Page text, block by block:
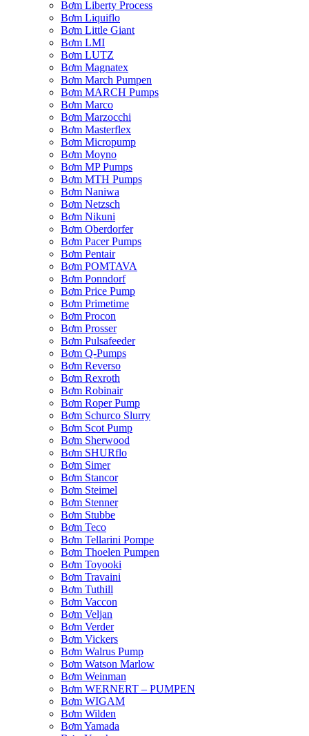
Bơm Liberty Process
Bơm Liquiflo
Bơm Little Giant
Bơm LMI
Bơm LUTZ
Bơm Magnatex
Bơm March Pumpen
Bơm MARCH Pumps
Bơm Marco
Bơm Marzocchi
Bơm Masterflex
Bơm Micropump
Bơm Moyno
Bơm MP Pumps
Bơm MTH Pumps
Bơm Naniwa
Bơm Netzsch
Bơm Nikuni
Bơm Oberdorfer
Bơm Pacer Pumps
Bơm Pentair
Bơm POMTAVA
Bơm Ponndorf
Bơm Price Pump
Bơm Primetime
Bơm Procon
Bơm Prosser
Bơm Pulsafeeder
Bơm Q-Pumps
Bơm Reverso
Bơm Rexroth
Bơm Robinair
Bơm Roper Pump
Bơm Schurco Slurry
Bơm Scot Pump
Bơm Sherwood
Bơm SHURflo
Bơm Simer
Bơm Stancor
Bơm Steimel
Bơm Stenner
Bơm Stubbe
Bơm Teco
Bơm Tellarini Pompe
Bơm Thoelen Pumpen
Bơm Toyooki
Bơm Travaini
Bơm Tuthill
Bơm Vaccon
Bơm Veljan
Bơm Verder
Bơm Vickers
Bơm Walrus Pump
Bơm Watson Marlow
Bơm Weinman
Bơm WERNERT – PUMPEN
Bơm WIGAM
Bơm Wilden
Bơm Yamada